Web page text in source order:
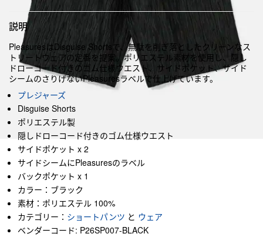
説明
PleasuresはDisguise Shortsで、無駄を削ぎ落としたクリーンなス
トリートウェアの定番を提案。ポリエステル素材を使用し、隠し
ドローコード付きのゴム仕様ウエスト、サイドポケット、サイド
シームのさりげないPleasuresラベルで仕上げています。
プレジャーズ
Disguise Shorts
ポリエステル製
隠しドローコード付きのゴム仕様ウエスト
サイドポケット x 2
サイドシームにPleasuresのラベル
バックポケット x 1
カラー：ブラック
素材：ポリエステル 100%
カテゴリー： ショートパンツ と ウェア
ベンダーコード: P26SP007-BLACK